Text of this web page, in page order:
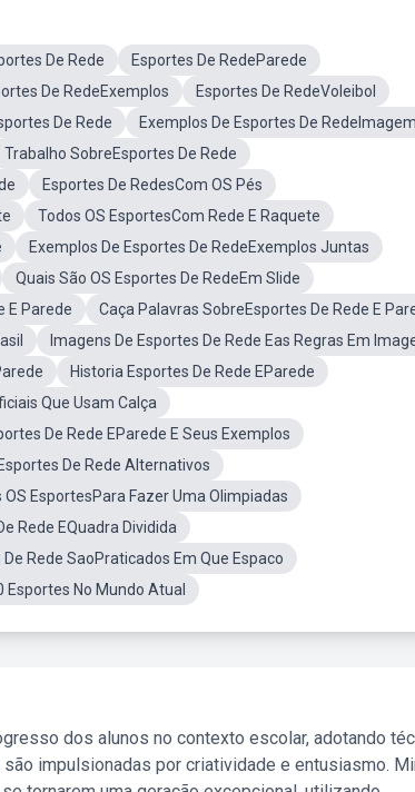
De Rede
Esportes De RedeParede
De RedeExemplos
Esportes De RedeVoleibol
De Rede
Exemplos De Esportes De RedeImagem
Trabalho SobreEsportes De Rede
Esportes De RedesCom OS Pés
Todos OS EsportesCom Rede E Raquete
Exemplos De Esportes De RedeExemplos Juntas
Quais São OS Esportes De RedeEm Slide
E Parede
Caça Palavras SobreEsportes De Rede E
Imagens De Esportes De Rede Eas Regras Em
Historia Esportes De Rede EParede
Que Usam Calça
De Rede EParede E Seus Exemplos
De Rede Alternativos
OS EsportesPara Fazer Uma Olimpiadas
Rede EQuadra Dividida
De Rede SaoPraticados Em Que Espaco
Esportes No Mundo Atual
dos alunos no contexto escolar, adotando
impulsionadas por criatividade e entusiasmo.